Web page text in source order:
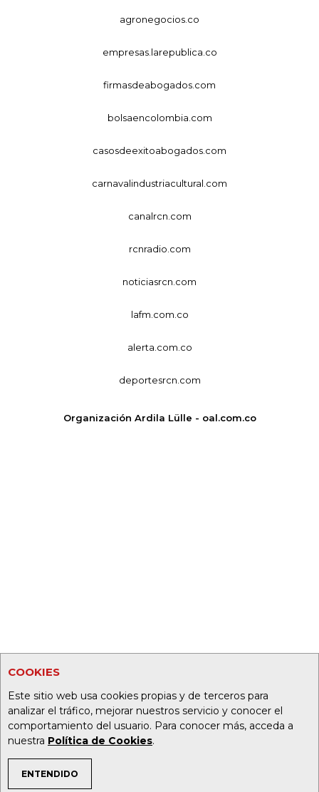
COOKIES
Este sitio web usa cookies propias y de terceros para
analizar el tráfico, mejorar nuestros servicio y conocer el
comportamiento del usuario. Para conocer más, acceda a
nuestra Política de Cookies.
ENTENDIDO
TEMAS DE INTERÉS
agronegocios.co
empresas.larepublica.co
firmasdeabogados.com
bolsaencolombia.com
casosdeexitoabogados.com
carnavalindustriacultural.com
canalrcn.com
rcnradio.com
noticiasrcn.com
lafm.com.co
alerta.com.co
deportesrcn.com
Organización Ardila Lülle - oal.com.co